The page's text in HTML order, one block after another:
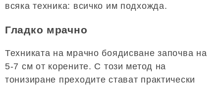
всяка техника: всичко им подхожда.
Гладко мрачно
Техниката на мрачно боядисване започва на
5-7 см от корените. С този метод на
тонизиране преходите стават практически